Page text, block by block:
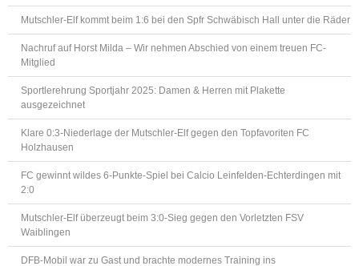
Mutschler-Elf kommt beim 1:6 bei den Spfr Schwäbisch Hall unter die Räder
Nachruf auf Horst Milda – Wir nehmen Abschied von einem treuen FC-
Mitglied
Sportlerehrung Sportjahr 2025: Damen & Herren mit Plakette
ausgezeichnet
Klare 0:3-Niederlage der Mutschler-Elf gegen den Topfavoriten FC
Holzhausen
FC gewinnt wildes 6-Punkte-Spiel bei Calcio Leinfelden-Echterdingen mit
2:0
Mutschler-Elf überzeugt beim 3:0-Sieg gegen den Vorletzten FSV
Waiblingen
DFB-Mobil war zu Gast und brachte modernes Training ins